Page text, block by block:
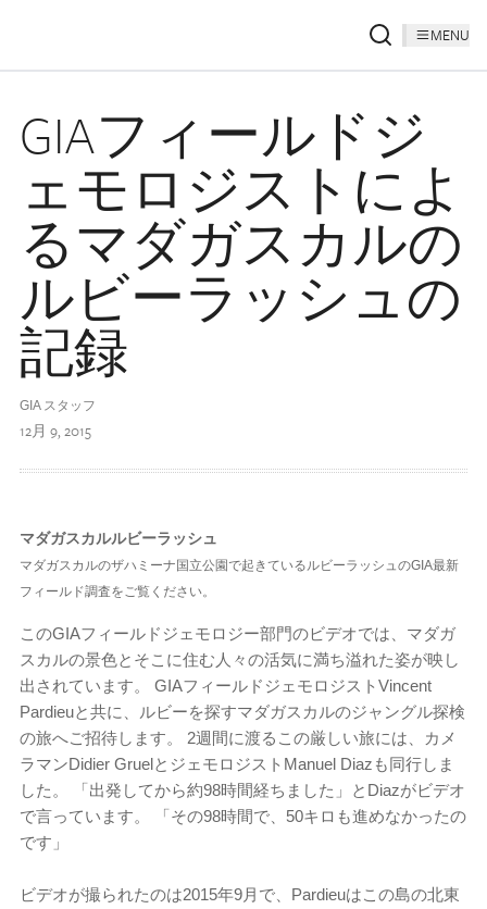
MENU
GIAフィールドジ
ェモロジストによ
るマダガスカルの
ルビーラッシュの
記録
GIA スタッフ
12月 9, 2015
マダガスカルルビーラッシュ
マダガスカルのザハミーナ国立公園で起きているルビーラッシュのGIA最新
フィールド調査をご覧ください。
このGIAフィールドジェモロジー部門のビデオでは、マダガ
スカルの景色とそこに住む人々の活気に満ち溢れた姿が映し
出されています。 GIAフィールドジェモロジストVincent
Pardieuと共に、ルビーを探すマダガスカルのジャングル探検
の旅へご招待します。 2週間に渡るこの厳しい旅には、カメ
ラマンDidier GruelとジェモロジストManuel Diazも同行しま
した。 「出発してから約98時間経ちました」とDiazがビデオ
で言っています。 「その98時間で、50キロも進めなかったの
です」
ビデオが撮られたのは2015年9月で、Pardieuはこの島の北東